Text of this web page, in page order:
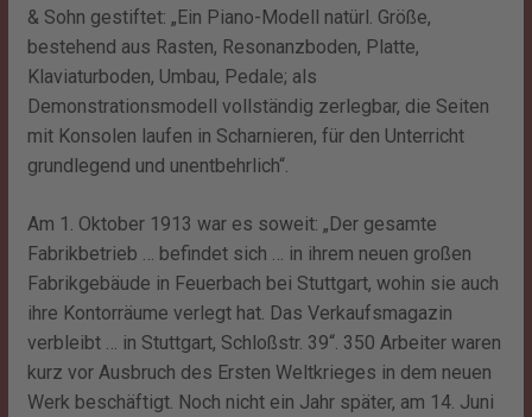
& Sohn gestiftet: „Ein Piano-Modell natürl. Größe,
bestehend aus Rasten, Resonanzboden, Platte,
Klaviaturboden, Umbau, Pedale; als
Demonstrationsmodell vollständig zerlegbar, die Seiten
mit Konsolen laufen in Scharnieren, für den Unterricht
grundlegend und unentbehrlich“.
Am 1. Oktober 1913 war es soweit: „Der gesamte
Fabrikbetrieb … befindet sich … in ihrem neuen großen
Fabrikgebäude in Feuerbach bei Stuttgart, wohin sie auch
ihre Kontorräume verlegt hat. Das Verkaufsmagazin
verbleibt … in Stuttgart, Schloßstr. 39“. 350 Arbeiter waren
kurz vor Ausbruch des Ersten Weltkrieges in dem neuen
Werk beschäftigt. Noch nicht ein Jahr später, am 14. Juni